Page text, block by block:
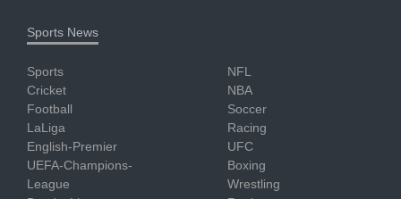
Sports News
Sports
Cricket
Football
LaLiga
English-Premier
UEFA-Champions-
League
NFL
NBA
Soccer
Racing
UFC
Boxing
Wrestling